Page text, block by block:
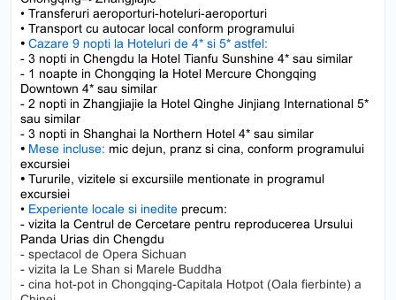
• Transferuri aeroporturi-hoteluri-aeroporturi
• Transport cu autocar local conform programului
• Cazare 9 nopti la Hoteluri de 4* si 5* astfel:
- 3 nopti in Chengdu la Hotel Tianfu Sunshine 4* sau similar
- 1 noapte in Chongqing la Hotel Mercure Chongqing
Downtown 4* sau similar
- 2 nopti in Zhangjiajie la Hotel Qinghe Jinjiang International 5*
sau similar
- 3 nopti in Shanghai la Northern Hotel 4* sau similar
• Mese incluse: mic dejun, pranz si cina, conform programului
excursiei
• Tururile, vizitele si excursiile mentionate in programul
excursiei
• Experiente locale si inedite precum:
- vizita la Centrul de Cercetare pentru reproducerea Ursului
Panda Urias din Chengdu
- spectacol de Opera Sichuan
- vizita la Le Shan si Marele Buddha
- cina hot-pot in Chongqing-Capitala Hotpot (Oala fierbinte) a